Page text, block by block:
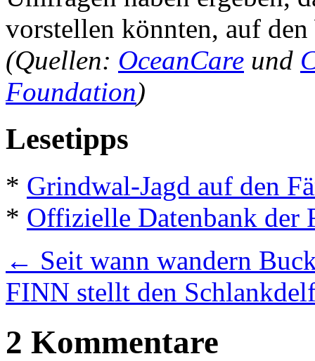
vorstellen könnten, auf
(Quellen: OceanCare und
Foundation)
Lesetipps
* Grindwal-Jagd auf den
* Offizielle Datenbank der
← Seit wann wandern
FINN stellt den
2 Kommentare